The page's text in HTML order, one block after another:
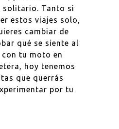
solitario. Tanto si
estos viajes solo,
cambiar de
qué se siente al
tu moto en
hoy tenemos
que querrás
por tu